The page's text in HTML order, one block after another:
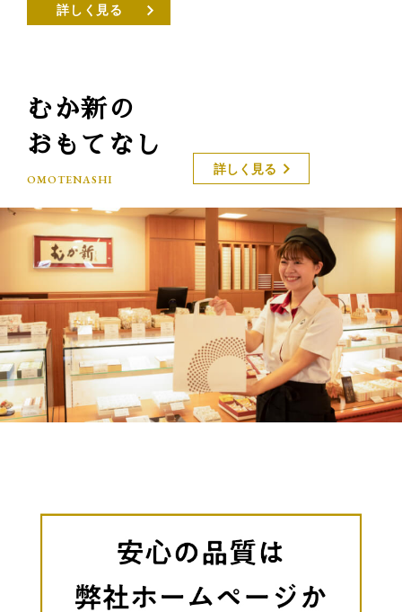
詳しく見る
むか新の
おもてなし
OMOTENASHI
詳しく見る